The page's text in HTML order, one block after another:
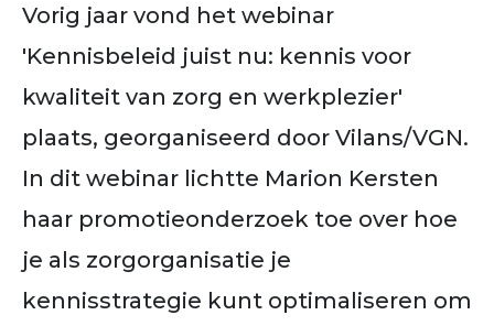
Vorig jaar vond het webinar
'Kennisbeleid juist nu: kennis voor
kwaliteit van zorg en werkplezier'
plaats, georganiseerd door Vilans/VGN.
In dit webinar lichtte Marion Kersten
haar promotieonderzoek toe over hoe
je als zorgorganisatie je
kennisstrategie kunt optimaliseren om